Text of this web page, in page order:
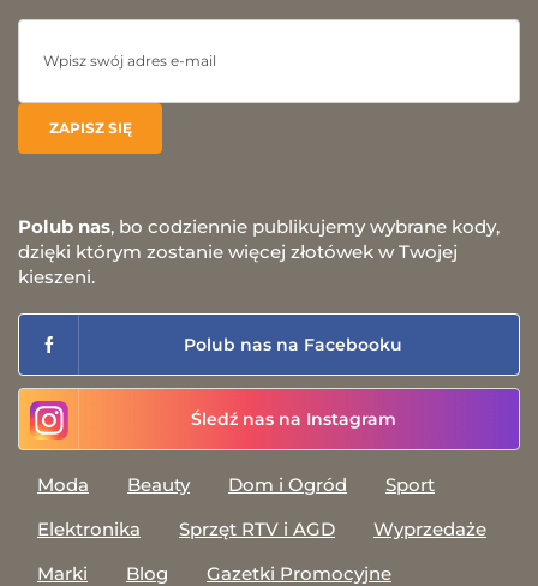
Polub nas, bo codziennie publikujemy wybrane kody,
dzięki którym zostanie więcej złotówek w Twojej
kieszeni.
Polub nas na Facebooku
Śledź nas na Instagram
Moda Beauty Dom i Ogród
Sport
Elektronika
Sprzęt RTV i AGD
Wyprzedaże
Marki
Blog
Gazetki Promocyjne